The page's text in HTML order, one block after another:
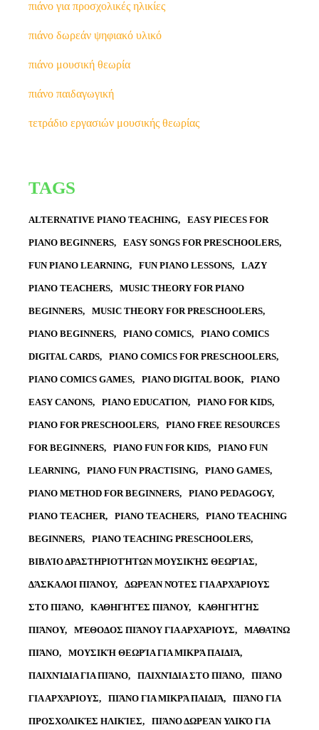
πιάνο για προσχολικές ηλικίες
πιάνο δωρεάν ψηφιακό υλικό
πιάνο μουσική θεωρία
πιάνο παιδαγωγική
τετράδιο εργασιών μουσικής θεωρίας
TAGS
ALTERNATIVE PIANO TEACHING EASY PIECES FOR
PIANO BEGINNERS EASY SONGS FOR PRESCHOOLERS
FUN PIANO LEARNING FUN PIANO LESSONS LAZY
PIANO TEACHERS MUSIC THEORY FOR PIANO
BEGINNERS MUSIC THEORY FOR PRESCHOOLERS
PIANO BEGINNERS PIANO COMICS PIANO COMICS
DIGITAL CARDS PIANO COMICS FOR PRESCHOOLERS
PIANO COMICS GAMES PIANO DIGITAL BOOK PIANO
EASY CANONS PIANO EDUCATION PIANO FOR KIDS
PIANO FOR PRESCHOOLERS PIANO FREE RESOURCES
FOR BEGINNERS PIANO FUN FOR KIDS PIANO FUN
LEARNING PIANO FUN PRACTISING PIANO GAMES
PIANO METHOD FOR BEGINNERS PIANO PEDAGOGY
PIANO TEACHER PIANO TEACHERS PIANO TEACHING
BEGINNERS PIANO TEACHING PRESCHOOLERS
ΒΙΒΛΊΟ ΔΡΑΣΤΗΡΙΟΤΉΤΩΝ ΜΟΥΣΙΚΉΣ ΘΕΩΡΊΑΣ
ΔΆΣΚΑΛΟΙ ΠΙΆΝΟΥ ΔΩΡΕΆΝ ΝΌΤΕΣ ΓΙΑ ΑΡΧΆΡΙΟΥΣ
ΣΤΟ ΠΙΆΝΟ ΚΑΘΗΓΗΤΈΣ ΠΙΆΝΟΥ ΚΑΘΗΓΗΤΉΣ
ΠΙΆΝΟΥ ΜΈΘΟΔΟΣ ΠΙΆΝΟΥ ΓΙΑ ΑΡΧΆΡΙΟΥΣ ΜΑΘΑΊΝΩ
ΠΙΆΝΟ ΜΟΥΣΙΚΉ ΘΕΩΡΊΑ ΓΙΑ ΜΙΚΡΆ ΠΑΙΔΙΆ
ΠΑΙΧΝΊΔΙΑ ΓΙΑ ΠΙΆΝΟ ΠΑΙΧΝΊΔΙΑ ΣΤΟ ΠΙΆΝΟ ΠΙΆΝΟ
ΓΙΑ ΑΡΧΆΡΙΟΥΣ ΠΙΆΝΟ ΓΙΑ ΜΙΚΡΆ ΠΑΙΔΙΆ ΠΙΆΝΟ ΓΙΑ
ΠΡΟΣΧΟΛΙΚΈΣ ΗΛΙΚΊΕΣ ΠΙΆΝΟ ΔΩΡΕΆΝ ΥΛΙΚΌ ΓΙΑ